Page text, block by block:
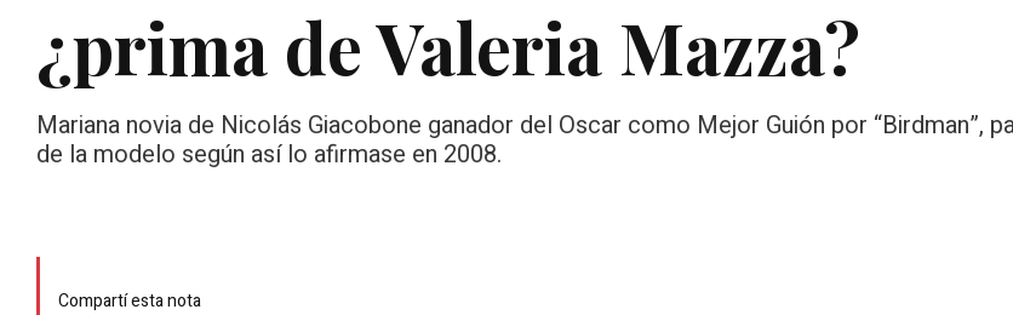
¿prima de Valeria Mazza?
Mariana novia de Nicolás Giacobone ganador del Oscar como Mejor Guión por “Birdman”,
de la modelo según así lo afirmase en 2008.
Compartí esta nota